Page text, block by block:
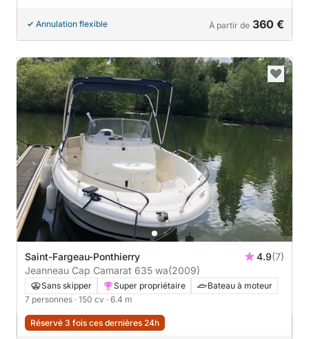
Annulation flexible À partir de 360 €
Saint-Fargeau-Ponthierry 4.9(7)
Jeanneau Cap Camarat 635 wa(2009)
Sans skipper Super propriétaire
Bateau à moteur
7 personnes · 150 cv · 6.4 m
Réservé 3 fois ces dernières 24h